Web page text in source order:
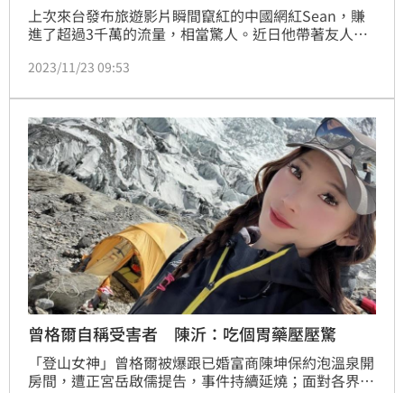
上次來台發布旅遊影片瞬間竄紅的中國網紅Sean，賺
進了超過3千萬的流量，相當驚人。近日他帶著友人陳
旅遊的影片，一舉一動都受到關注。不過，由於台灣的
到身體出狀況，緊急跑到藥局買藥後，才得以解決問
題。
2023/11/23 09:53
曾格爾自稱受害者 陳沂：吃個胃藥壓壓驚
「登山女神」曾格爾被爆跟已婚富商陳坤保約泡溫泉開
房間，遭正宮岳啟儒提告，事件持續延燒；面對各界質